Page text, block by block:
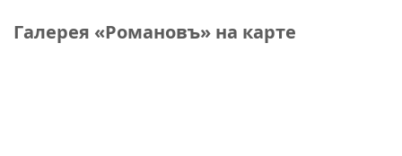
Галерея «Романовъ» на карте